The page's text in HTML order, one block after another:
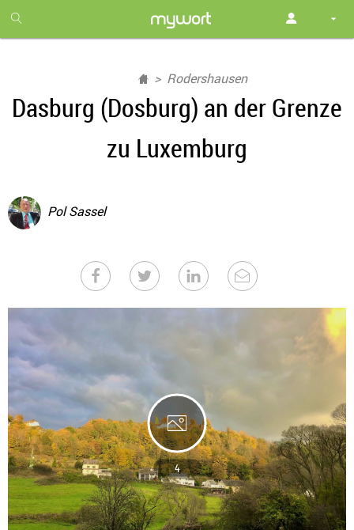
month
free
Rodershausen
Dasburg (Dosburg) an der Grenze
zu Luxemburg
Pol Sassel
4